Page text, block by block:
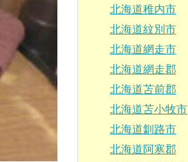
北海道稚内市
北海道紋別市
北海道網走市
北海道網走郡
北海道苫前郡
北海道苫小牧市
北海道釧路市
北海道阿寒郡